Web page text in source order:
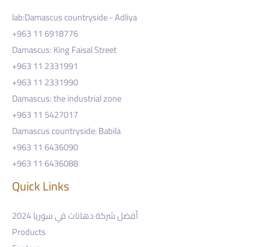
lab:Damascus countryside - Adliya
+963 11 6918776
Damascus: King Faisal Street
+963 11 2331991
+963 11 2331990
Damascus: the industrial zone
+963 11 5427017
Damascus countryside: Babila
+963 11 6436090
+963 11 6436088
Quick Links
أفضل شركة دهانات في سوريا 2024
Products